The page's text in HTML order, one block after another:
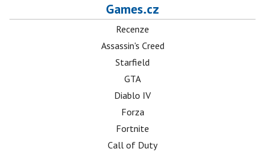
Games.cz
Recenze
Assassin's Creed
Starfield
GTA
Diablo IV
Forza
Fortnite
Call of Duty